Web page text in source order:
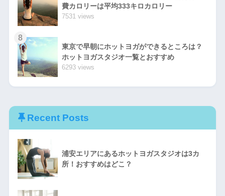
費カロリーは平均333キロカロリー
7531 views
8
東京で早朝にホットヨガができるところは？
ホットヨガスタジオ一覧とおすすめ
6293 views
Recent Posts
浦安エリアにあるホットヨガスタジオは3カ
所！おすすめはどこ？